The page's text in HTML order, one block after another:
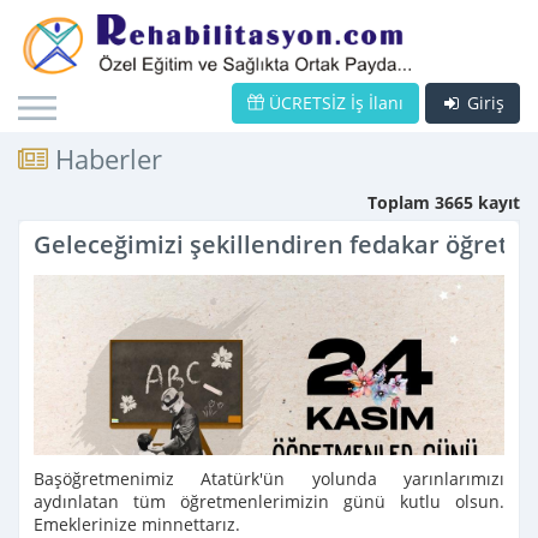
Giriş
ÜCRETSİZ İş İlanı
Haberler
Toplam 3665 kayıt
Geleceğimizi şekillendiren fedakar
Başöğretmenimiz Atatürk'ün yolunda yarınlarımızı
aydınlatan tüm öğretmenlerimizin günü kutlu olsun.
Emeklerinize minnettarız.